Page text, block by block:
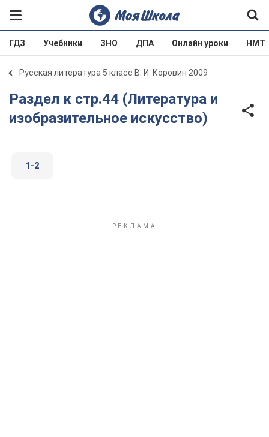
ГДЗ Учебники ЗНО ДПА Онлайн уроки НМТ
Русская литература 5 класс В. И. Коровин 2009
Раздел к стр.44 (Литература и
изобразительное искусство)
1-2